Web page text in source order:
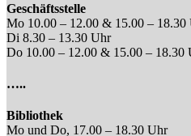
Geschäftsstelle
Mo 10.00 – 12.00 & 15.00 – 18.30
Di 8.30 – 13.30 Uhr
Do 10.00 – 12.00 & 15.00 – 18.30
…..
Bibliothek
Mo und Do, 17.00 – 18.30 Uhr